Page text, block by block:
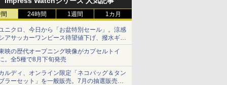
24時間 1週間 1カ月
ニクロ、今日から「お盆特別セール」。涼感
アサッカーワンピース待望値下げ、撥水ギア
ョーツは1990円に
映の歴代オープニング映像がカプセルトイ
。全5種で8月下旬発売
ルディ、オンライン限定「ネコバッグ＆タン
ラーセット」を一般販売。7月の抽選販売の